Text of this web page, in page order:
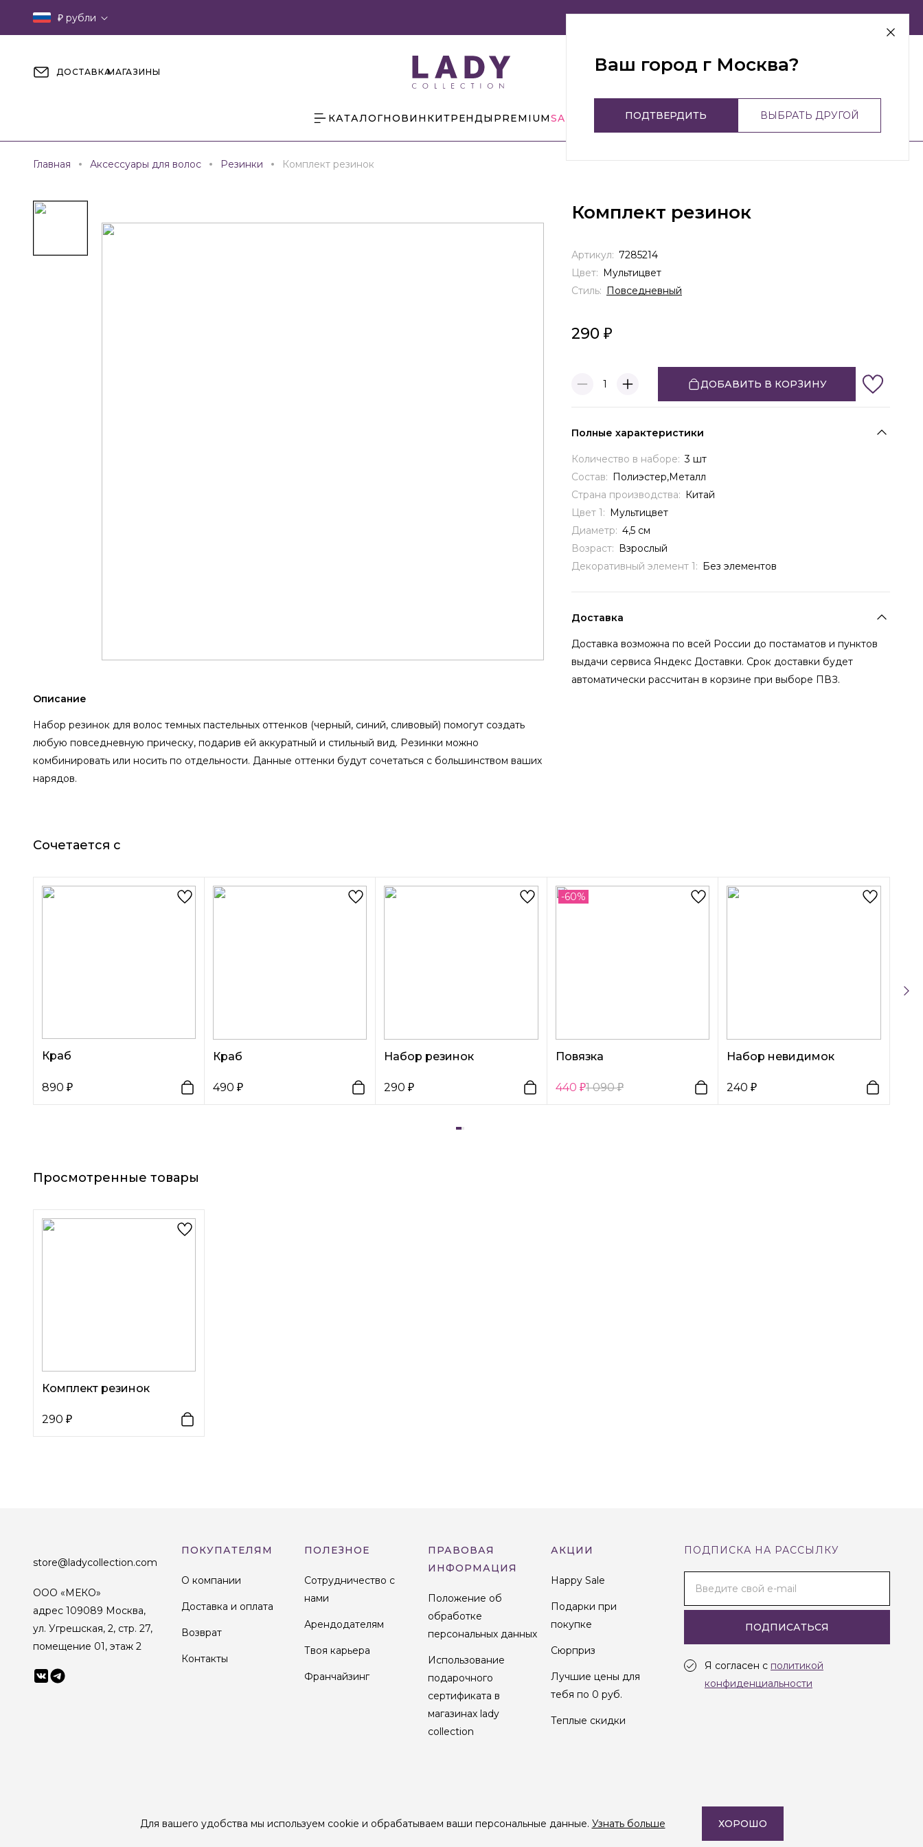
₽ рубли г Москва
ДОСТАВКАМАГАЗИНЫ
КАТАЛОГНОВИНКИТРЕНДЫ PREMIUMSALE
Главная Аксессуары для волос Резинки Комплект резинок
Описание
Набор резинок для волос темных пастельных оттенков (черный, синий, сливовый) помогут создать
любую повседневную прическу, подарив ей аккуратный и стильный вид. Резинки можно
комбинировать или носить по отдельности. Данные оттенки будут сочетаться с большинством ваших
нарядов.
Комплект резинок
290
1 ДОБАВИТЬ В КОРЗИНУ
Артикул: 7285214
Цвет: Мультицвет
Стиль: Повседневный
Полные характеристики
Количество в наборе: 3 шт
Состав: Полиэстер,Металл
Страна производства: Китай
Цвет 1: Мультицвет
Диаметр: 4,5 см
Возраст: Взрослый
Декоративный элемент 1: Без элементов
Доставка
Доставка возможна по всей России до постаматов и пунктов
выдачи сервиса Яндекс Доставки. Срок доставки будет
автоматически рассчитан в корзине при выборе ПВЗ.
Сочетается с
Краб
890
Краб
490
Набор резинок
290
-60%
Повязка
440 1 090
Набор невидимок
240
Просмотренные товары
Комплект резинок
290
ПОДПИСКА НА РАССЫЛКУ
Введите свой e-mail
ПОДПИСАТЬСЯ
Я согласен с политикой
конфиденциальности
store@ladycollection.com
ООО «МЕКО»
адрес 109089 Москва,
ул. Угрешская, 2, стр. 27,
помещение 01, этаж 2
ПОКУПАТЕЛЯМ
О компании
Доставка и оплата
Возврат
Контакты
ПОЛЕЗНОЕ
Сотрудничество с
нами
Арендодателям
Твоя карьера
Франчайзинг
ПРАВОВАЯ
ИНФОРМАЦИЯ
Положение об
обработке
персональных данных
Использование
подарочного
сертификата в
магазинах lady
collection
АКЦИИ
Happy Sale
Подарки при
покупке
Сюрприз
Лучшие цены для
тебя по 0 руб.
Теплые скидки
Создание сайта —
Для вашего удобства мы используем cookie и обрабатываем ваши персональные данные. Узнать больше ХОРОШО
Ваш город г Москва?
ПОДТВЕРДИТЬ ВЫБРАТЬ ДРУГОЙ